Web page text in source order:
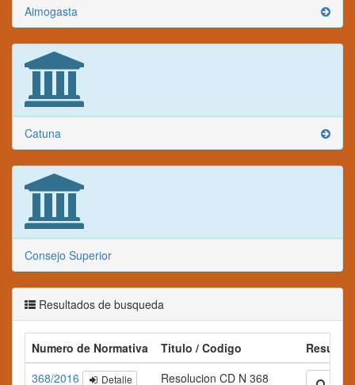
Aimogasta
Catuna
Consejo Superior
Resultados de busqueda
Numero de Normativa Titulo / Codigo
368/2016
Detalle Resolucion CD N 368